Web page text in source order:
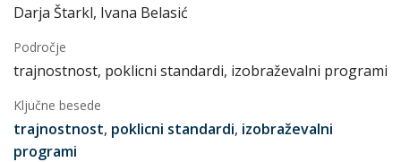
Darja Štarkl, Ivana Belasić
Področje
trajnostnost, poklicni standardi, izobraževalni programi
Ključne besede
trajnostnost, poklicni standardi, izobraževalni
programi